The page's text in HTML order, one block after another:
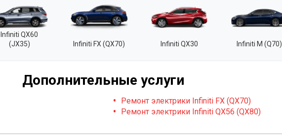
Infiniti QX60
(JX35)
Infiniti FX (QX70) Infiniti QX30 Infiniti M (Q70)
Дополнительные услуги
Ремонт электрики Infiniti FX (QX70)
Ремонт электрики Infiniti QX56 (QX80)